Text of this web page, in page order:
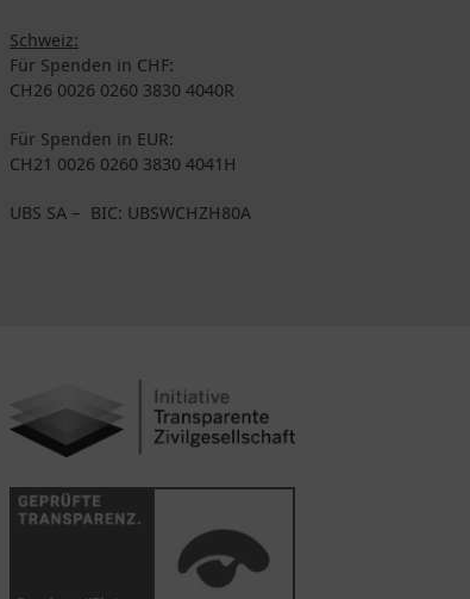
Schweiz:
Für Spenden in CHF:
CH26 0026 0260 3830 4040R
Für Spenden in EUR:
CH21 0026 0260 3830 4041H
UBS SA – BIC: UBSWCHZH80A